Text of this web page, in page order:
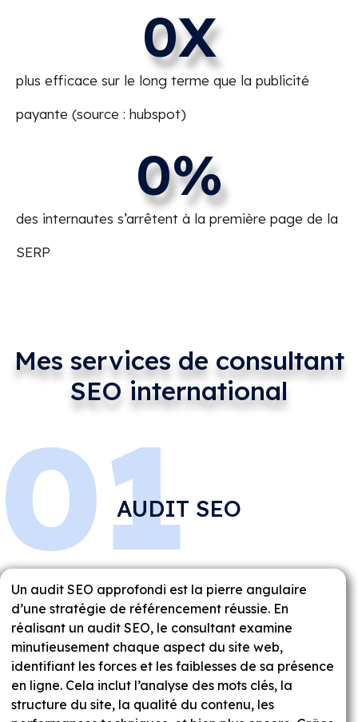
plus efficace sur le long terme que la publicité
payante (source : hubspot)
0X
des internautes s’arrêtent à la première page de la
SERP
0%
Mes services de consultant
SEO international
01
AUDIT SEO
Un audit SEO approfondi est la pierre angulaire
d’une stratégie de référencement réussie. En
réalisant un audit SEO, le consultant examine
minutieusement chaque aspect du site web,
identifiant les forces et les faiblesses de sa présence
en ligne. Cela inclut l’analyse des mots clés, la
structure du site, la qualité du contenu, les